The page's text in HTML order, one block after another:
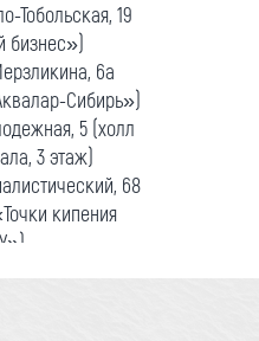
Тобольская, 19
бизнес»)
6а
Сибирь»)
5 (холл
3 этаж)
68
кипения